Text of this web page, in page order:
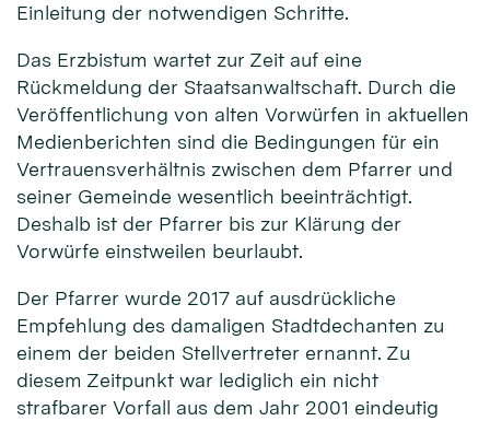
Einleitung der notwendigen Schritte.
Das Erzbistum wartet zur Zeit auf eine
Rückmeldung der Staatsanwaltschaft. Durch die
Veröffentlichung von alten Vorwürfen in aktuellen
Medienberichten sind die Bedingungen für ein
Vertrauensverhältnis zwischen dem Pfarrer und
seiner Gemeinde wesentlich beeinträchtigt.
Deshalb ist der Pfarrer bis zur Klärung der
Vorwürfe einstweilen beurlaubt.
Der Pfarrer wurde 2017 auf ausdrückliche
Empfehlung des damaligen Stadtdechanten zu
einem der beiden Stellvertreter ernannt. Zu
diesem Zeitpunkt war lediglich ein nicht
strafbarer Vorfall aus dem Jahr 2001 eindeutig